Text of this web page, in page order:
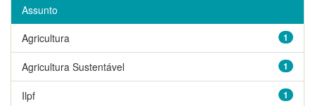
Assunto
1
Agricultura
1
Agricultura Sustentável
1
Ilpf